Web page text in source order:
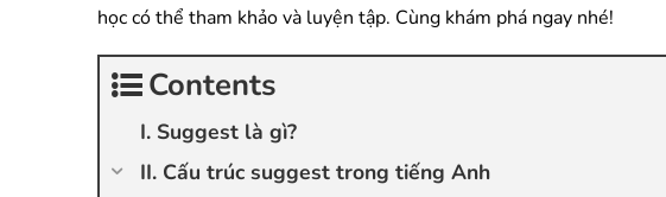
học có thể tham khảo và luyện tập. Cùng khám phá ngay nhé!
Contents
I. Suggest là gì?
II. Cấu trúc suggest trong tiếng Anh